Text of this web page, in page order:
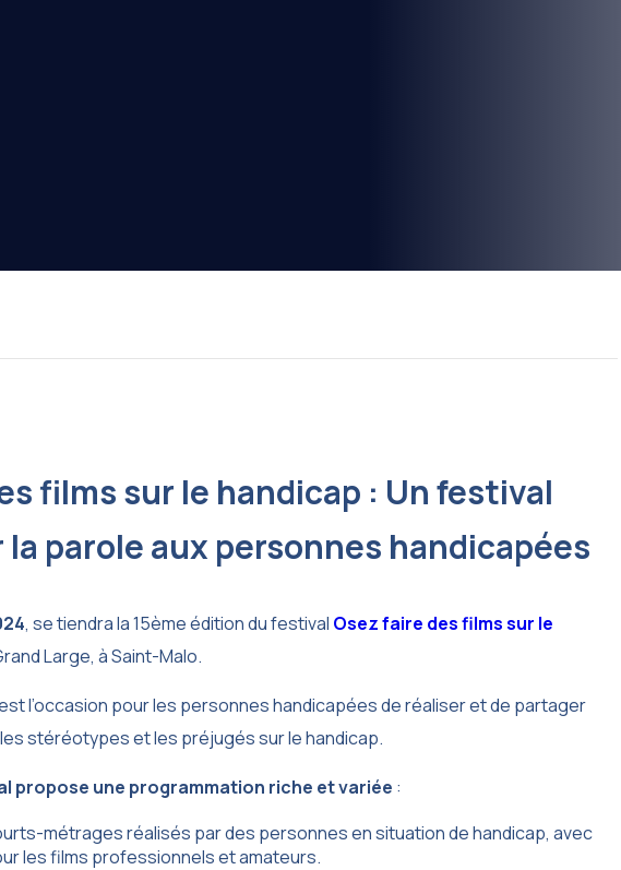
films sur le handicap : Un festival
parole aux personnes handicapées
, se tiendra la 15ème édition du festival Osez faire des films sur le
Large, à Saint-Malo.
l’occasion pour les personnes handicapées de réaliser et de partager
stéréotypes et les préjugés sur le handicap.
propose une programmation riche et variée :
métrages réalisés par des personnes en situation de handicap, avec
les films professionnels et amateurs.